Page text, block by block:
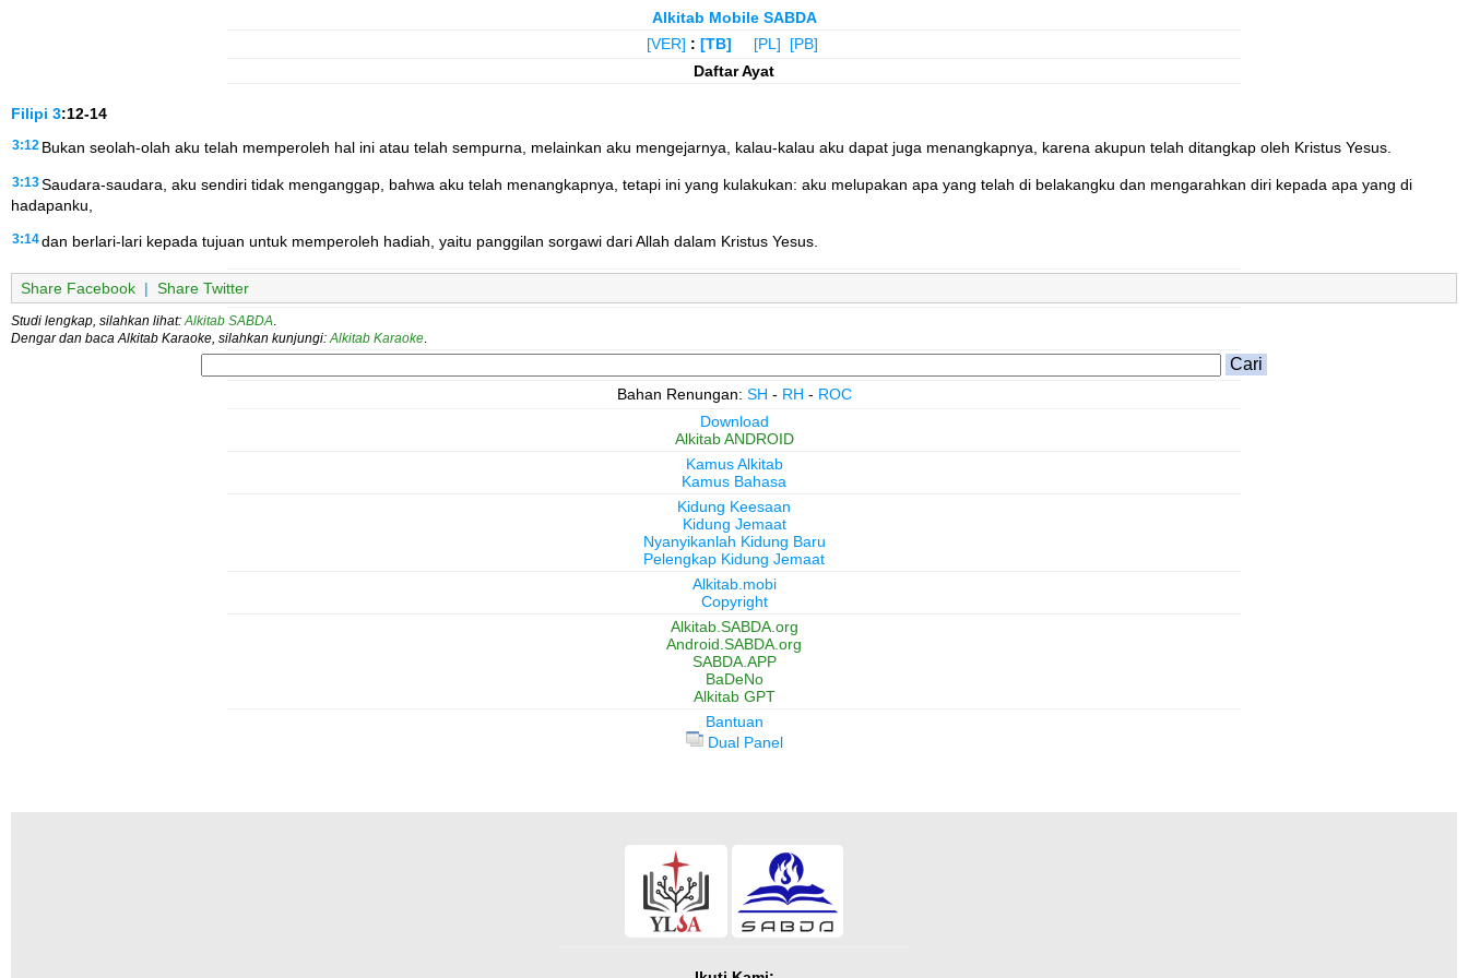
Alkitab Mobile SABDA
[VER] : [TB] [PL]
[PB]
Daftar Ayat
Filipi 3:12-14
3:12 Bukan seolah-olah aku telah memperoleh hal ini atau telah sempurna, melainkan aku mengejarnya, kalau-kalau aku dapat juga menangkapnya, karena akupun telah ditangkap oleh Kristus Yesus.
3:13Saudara-saudara, aku sendiri tidak menganggap, bahwa aku telah menangkapnya, tetapi ini yang kulakukan: aku melupakan apa yang telah di belakangku dan mengarahkan diri kepada apa yang di
hadapanku,
3:14dan berlari-lari kepada tujuan untuk memperoleh hadiah, yaitu panggilan sorgawi dari Allah dalam Kristus Yesus.
Share Facebook | Share Twitter
Studi lengkap, silahkan lihat: Alkitab SABDA
Dengar dan baca Alkitab Karaoke, silahkan kunjungi: Alkitab Karaoke
Bahan Renungan: SH - RH - ROC
Download
Alkitab ANDROID
Kamus Alkitab
Kamus Bahasa
Kidung Keesaan
Kidung Jemaat
Nyanyikanlah Kidung Baru
Pelengkap Kidung Jemaat
Alkitab.mobi
Copyright
Alkitab.SABDA.org
Android.SABDA.org
SABDA.APP
BaDeNo
Alkitab GPT
Bantuan
Dual Panel